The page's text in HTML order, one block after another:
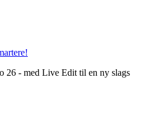
26 - med Live Edit til en ny slags